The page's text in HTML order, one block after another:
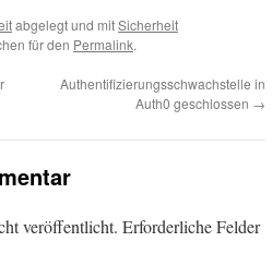
abgelegt und mitSicherheit
für den Permalink.
Authentifizierungsschwachstelle in
Auth0 geschlossen →
veröffentlicht. Erforderliche Felder